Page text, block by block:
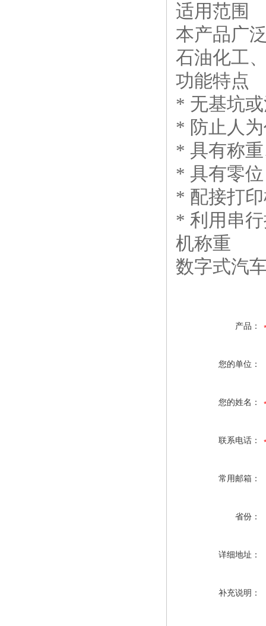
适用范围
本产品广
石油化工
功能特点
* 无基坑
* 防止人
* 具有称
* 具有零
* 配接打
* 利用串
机称重
数字式汽
产品：
您的单位：
您的姓名：
联系电话：
常用邮箱：
省份：
详细地址：
补充说明：